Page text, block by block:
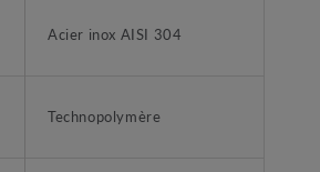
Acier inox AISI 304
Technopolymère